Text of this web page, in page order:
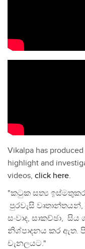
Vikalpa has
highlight and
videos, click here.
"කටුක සත්‍ය
පුරවැසි
සංවාද, සාකච්ඡා,
නිශ්පාදනය කර ඇත.
චැනලයට."